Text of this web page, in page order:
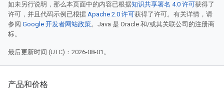
如未另行说明，那么本页面中的内容已根据知识共享署名 4.0 许可获得了
许可，并且代码示例已根据 Apache 2.0 许可获得了许可。有关详情，请
参阅 Google 开发者网站政策。Java 是 Oracle 和/或其关联公司的注册商
标。
最后更新时间 (UTC)：2026-08-01。
产品和价格